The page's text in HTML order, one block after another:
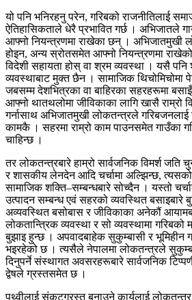
यो पनि भनिरहनु परेन, गरिबको राजनीतिलाई
ऐतिहासिकताले धेरै प्रभावित गर्छ । अभिजातले
आफ्नो नियन्त्रणमा राखेका छन् । अभिजातमुखी
होइन, अन्य स्रोतसमेत आफ्नो नियन्त्रणमा राखेको
विदेशी सहायता होस् वा श्रम व्यवस्था । यसै पनि
व्यवस्थाबाट मुक्त छैन । सामाजिक थिचोमिचोमा
जबसम्म देशभित्रका वा बाहिरका सहरहरूमा
आफ्नो थातथलोमा जीविकाका लागि खासै राम्रो
गर्नासाथ अभिजातमुखी लोकतन्त्रले
कामकै । सहरमा राम्रो काम पाउनसमेत गाउँका
चाहिन्छ ।
तर लोकतन्त्रबारे हाम्रो सार्वजनिक विमर्श
र शासकीय लेनदेन आदि चर्चामा अल्झिन्छ,
सामाजिक शक्ति–सम्बन्धबारे सोच्दैन । यस्तो
उत्पादन सम्बन्ध एवं सहरको व्यवस्थित बसाइबारे
अव्यवस्थित बसोबास र जीविकाका अनेकौं
लोकतान्त्रिक व्यवस्था र सो व्यवस्थामा गरिबको
बुझाइ हुन्छ । अपवादबाहेक सुकुम्बासी र भूमिहीन
भइरहेको छ । त्यसैले नेपालमा लोकतन्त्रले
दिनुपर्ने संस्थागत अवसरहरूबारे सार्वजनिक
द्वेषले ग्रस्तसमेत छ ।
पृथ्वीलाई संकटग्रस्त बनाउने कार्यलाई लोकतन्त्र